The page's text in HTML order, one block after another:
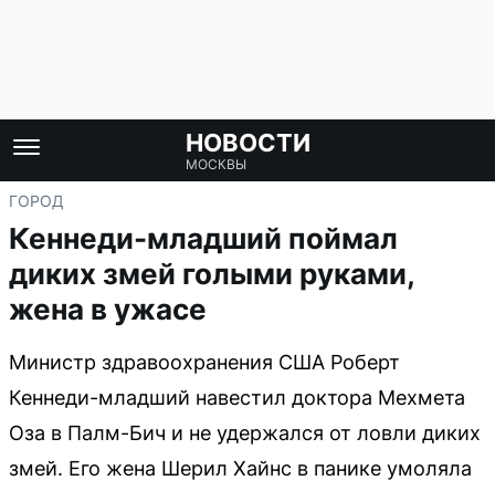
НОВОСТИ
МОСКВЫ
ГОРОД
Кеннеди-младший поймал
диких змей голыми руками,
жена в ужасе
Министр здравоохранения США Роберт
Кеннеди-младший навестил доктора Мехмета
Оза в Палм-Бич и не удержался от ловли диких
змей. Его жена Шерил Хайнс в панике умоляла